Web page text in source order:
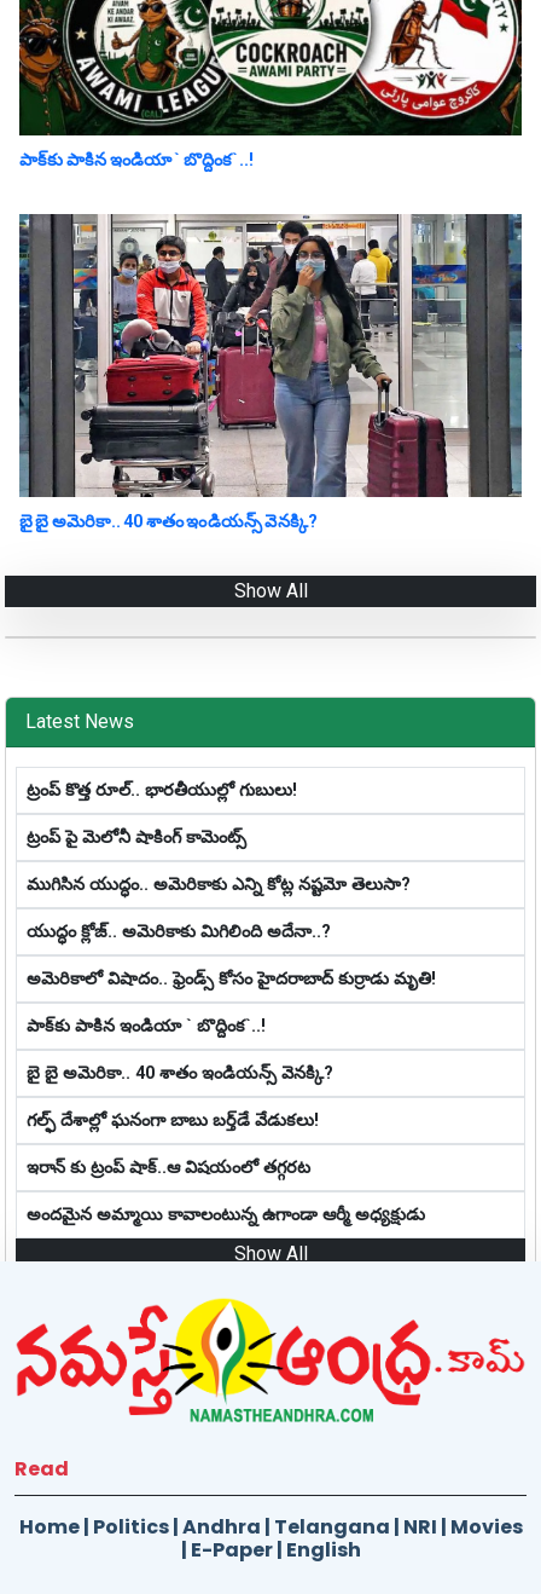
పాక్‌కు పాకిన‌ ఇండియా ` బొద్దింక‌`..!
బై బై అమెరికా.. 40 శాతం ఇండియన్స్‌ వెనక్కి?
Show All
Latest News
ట్రంప్ కొత్త రూల్.. భారతీయుల్లో గుబులు!
ట్రంప్ పై మెలోనీ షాకింగ్ కామెంట్స్
ముగిసిన యుద్ధం.. అమెరికాకు ఎన్ని కోట్ల న‌ష్ట‌మో తెలుసా?
యుద్ధం క్లోజ్‌.. అమెరికాకు మిగిలింది అదేనా..?
అమెరికాలో విషాదం.. ఫ్రెండ్స్ కోసం హైద‌రాబాద్ కుర్రాడు మృతి!
పాక్‌కు పాకిన‌ ఇండియా ` బొద్దింక‌`..!
బై బై అమెరికా.. 40 శాతం ఇండియన్స్‌ వెనక్కి?
గల్ఫ్ దేశాల్లో ఘ‌నంగా బాబు బ‌ర్త్‌డే వేడుక‌లు!
ఇరాన్ కు ట్రంప్ షాక్..ఆ విషయంలో తగ్గరట
అందమైన అమ్మాయి కావాలంటున్న ఉగాండా ఆర్మీ అధ్యక్షుడు
Show All
Read
Home| Politics|Andhra | Telangana | NRI | Movies
| E-Paper| English